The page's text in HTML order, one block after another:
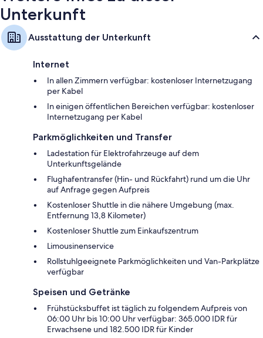
Unterkunft
Ausstattung der Unterkunft
Internet
In allen Zimmern verfügbar: kostenloser Internetzugang
per Kabel
In einigen öffentlichen Bereichen verfügbar: kostenloser
Internetzugang per Kabel
Parkmöglichkeiten und Transfer
Ladestation für Elektrofahrzeuge auf dem
Unterkunftsgelände
Flughafentransfer (Hin- und Rückfahrt) rund um die Uhr
auf Anfrage gegen Aufpreis
Kostenloser Shuttle in die nähere Umgebung (max.
Entfernung 13,8 Kilometer)
Kostenloser Shuttle zum Einkaufszentrum
Limousinenservice
Rollstuhlgeeignete Parkmöglichkeiten und Van-Parkplätze
verfügbar
Speisen und Getränke
Frühstücksbuffet ist täglich zu folgendem Aufpreis von
06:00 Uhr bis 10:00 Uhr verfügbar: 365.000 IDR für
Erwachsene und 182.500 IDR für Kinder